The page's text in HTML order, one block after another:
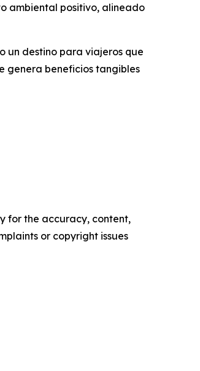
ambiental positivo, alineado
un destino para viajeros que
genera beneficios tangibles
for the accuracy, content,
or copyright issues